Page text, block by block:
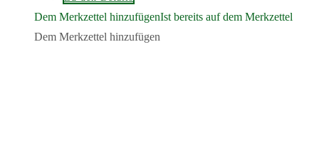
Dem Merkzettel hinzufügenIst bereits auf dem Merkzettel
Dem Merkzettel hinzufügen